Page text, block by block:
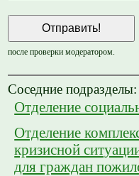
после проверки модератором.
Соседние подразделы:
Отделение
Отделение
кризисной
для граждан